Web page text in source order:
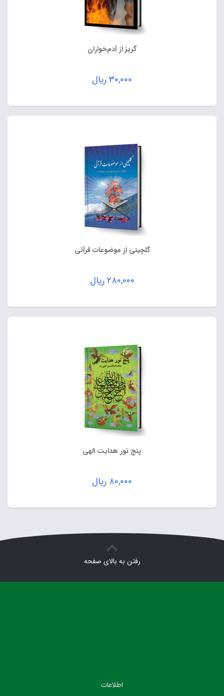
گریز از آدم‌خواران
۳۰,۰۰۰ریال
گلچینی از موضوعات قرآنی
۲۸۰,۰۰۰ریال
پنج نور هدایت الهی
۸۰,۰۰۰ ریال
رفتن به بالای صفحه
اطلاعات